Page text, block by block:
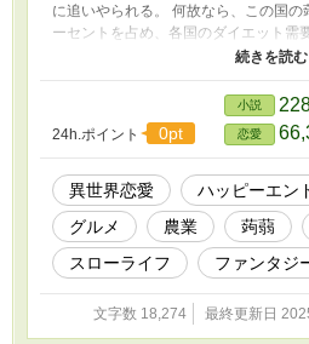
に追いやられる。 何故なら、この国
ーセントを占め、各国のダイエット需
であり、国防の要の一つでもあったか
シャー家で進めていた伝説の「黄金の
の一つでもあった。 王太子の身分を剥
を追放されることに。 共犯者と疑われ
誉回復のため、誰もが納得する蒟蒻の
らなくなった。 しかし実はヘンリー
品種は、蒟蒻らしくない蒟蒻にする。
訳と免罪符だ。あと医療費削減とお腹
革は各方面に喧嘩を売って、物議を醸
に心打たれたイライザは一蓮托生を
婚約者の様子がおかしくなって？ 蒟蒻
王太子と、どちらも好きな令嬢の蒟蒻
サイトでも公開しています。
24h.ポイント 0pt
小説
恋愛
異世界恋愛 ハッピーエン
グルメ
農業 蒟蒻
スローライフ
ファンタジ
文字数 18,274 最終更新日